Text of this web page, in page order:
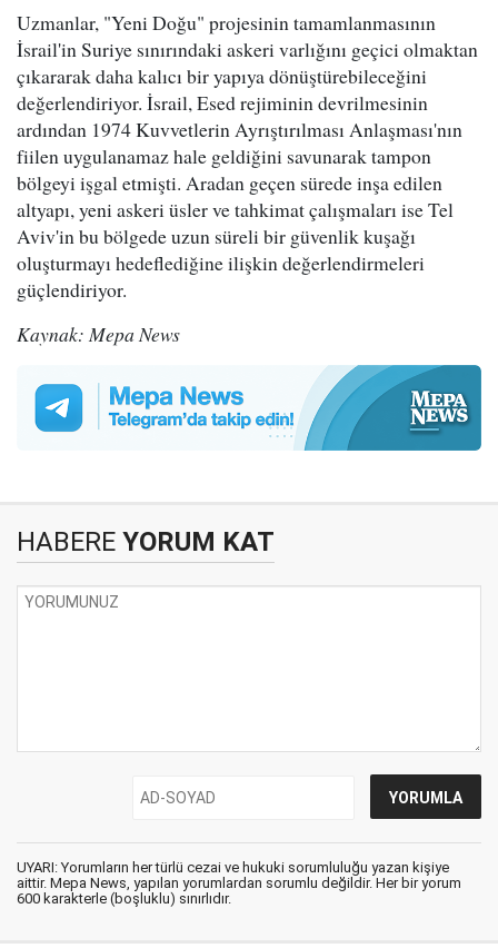
Uzmanlar, "Yeni Doğu" projesinin tamamlanmasının
İsrail'in Suriye sınırındaki askeri varlığını geçici olmaktan
çıkararak daha kalıcı bir yapıya dönüştürebileceğini
değerlendiriyor. İsrail, Esed rejiminin devrilmesinin
ardından 1974 Kuvvetlerin Ayrıştırılması Anlaşması'nın
fiilen uygulanamaz hale geldiğini savunarak tampon
bölgeyi işgal etmişti. Aradan geçen sürede inşa edilen
altyapı, yeni askeri üsler ve tahkimat çalışmaları ise Tel
Aviv'in bu bölgede uzun süreli bir güvenlik kuşağı
oluşturmayı hedeflediğine ilişkin değerlendirmeleri
güçlendiriyor.
Kaynak: Mepa News
HABERE YORUM KAT
UYARI: Yorumların her türlü cezai ve hukuki sorumluluğu yazan kişiye
aittir. Mepa News, yapılan yorumlardan sorumlu değildir. Her bir yorum
600 karakterle (boşluklu) sınırlıdır.